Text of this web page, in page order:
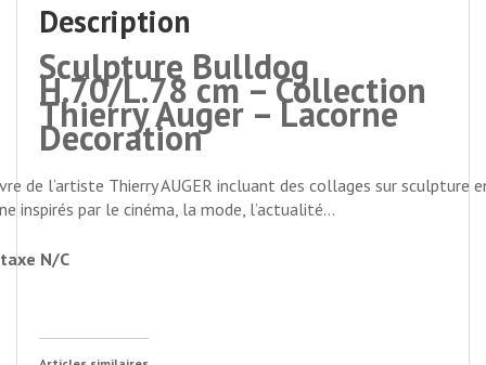
Description
Sculpture Bulldog
H.70/L.78 cm – Collection
Thierry Auger – Lacorne
Decoration
de l’artiste Thierry AUGER incluant des collages sur sculpture
inspirés par le cinéma, la mode, l’actualité…
N/C